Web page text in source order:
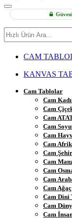
Hızlı
Ürün
CAM
KANVAS
Cam Tablolar
Cam
Cam
Cam
Cam
Cam
Cam
Cam
Cam
Cam
Cam
Cam
Cam Dini
Cam
Cam